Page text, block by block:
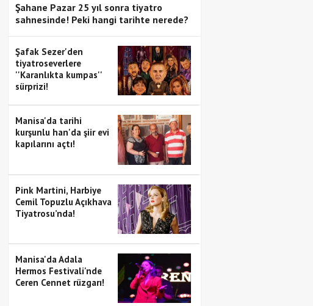
Şahane Pazar 25 yıl sonra tiyatro
sahnesinde! Peki hangi tarihte nerede?
Şafak Sezer'den
tiyatroseverlere
''Karanlıkta kumpas''
sürprizi!
Manisa'da tarihi
kurşunlu han'da şiir evi
kapılarını açtı!
Pink Martini, Harbiye
Cemil Topuzlu Açıkhava
Tiyatrosu’nda!
Manisa'da Adala
Hermos Festivali'nde
Ceren Cennet rüzgarı!